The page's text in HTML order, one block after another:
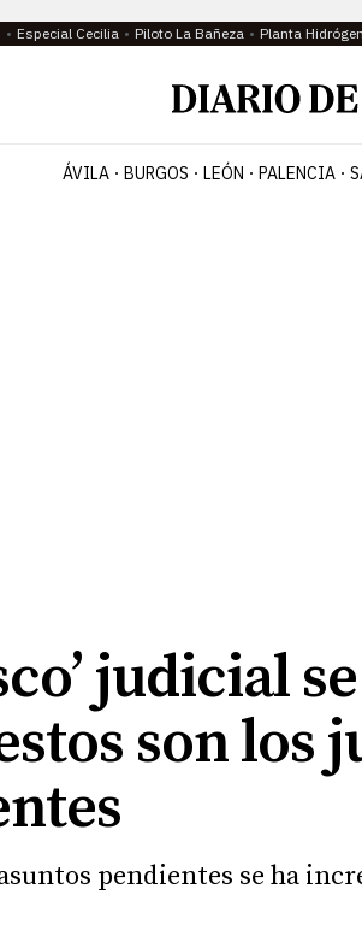
Especial Cecilia Piloto La Bañeza Planta
ÁVILA BURGOS LEÓN PALENCIA
judicial
son los
pendientes se ha